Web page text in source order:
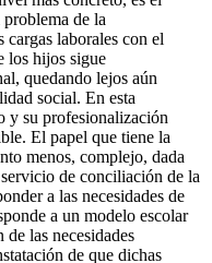
de la
laborales con el
los hijos sigue
quedando lejos aún
social. En esta
y su profesionalización
El papel que tiene la
menos, complejo, dada
de conciliación de la
a las necesidades de
a un modelo escolar
las necesidades
de que dichas